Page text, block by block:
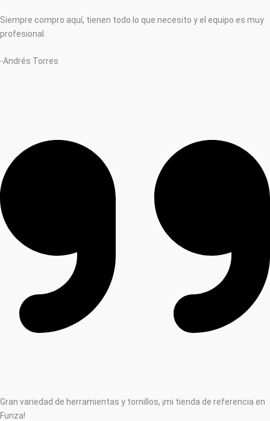
Siempre compro aquí, tienen todo lo que necesito y el equipo es muy
profesional.
-Andrés Torres
Gran variedad de herramientas y tornillos, ¡mi tienda de referencia en
Funza!